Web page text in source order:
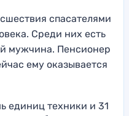
спасателями
Среди них есть
мужчина. Пенсионер
ему оказывается
единиц техники и 31